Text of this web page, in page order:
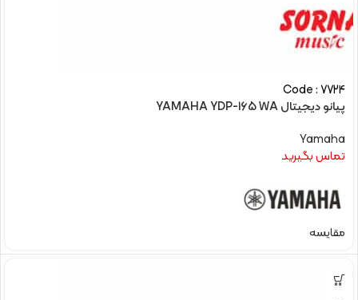
Code : 7724
پیانو دیجیتال YAMAHA YDP-165 WA
Yamaha
تماس بگیرید
مقایسه